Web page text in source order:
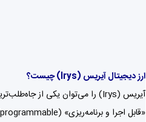
ارز دیجیتال آیریس (Irys) چیست؟